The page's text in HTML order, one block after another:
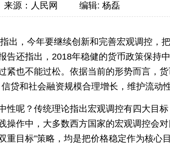
来源： 人民网 编辑: 杨磊
，今年要继续创新和完善宏观调控，
告还指出，2018年稳健的货币政策保持
紧也不能过松。依据当前的形势而言，
贷和社会融资规模合理增长，维护流动
呢？传统理论指出宏观调控有四大目标
操作中，大多数西方国家的宏观调控会
重目标”策略，均是把价格稳定作为核心